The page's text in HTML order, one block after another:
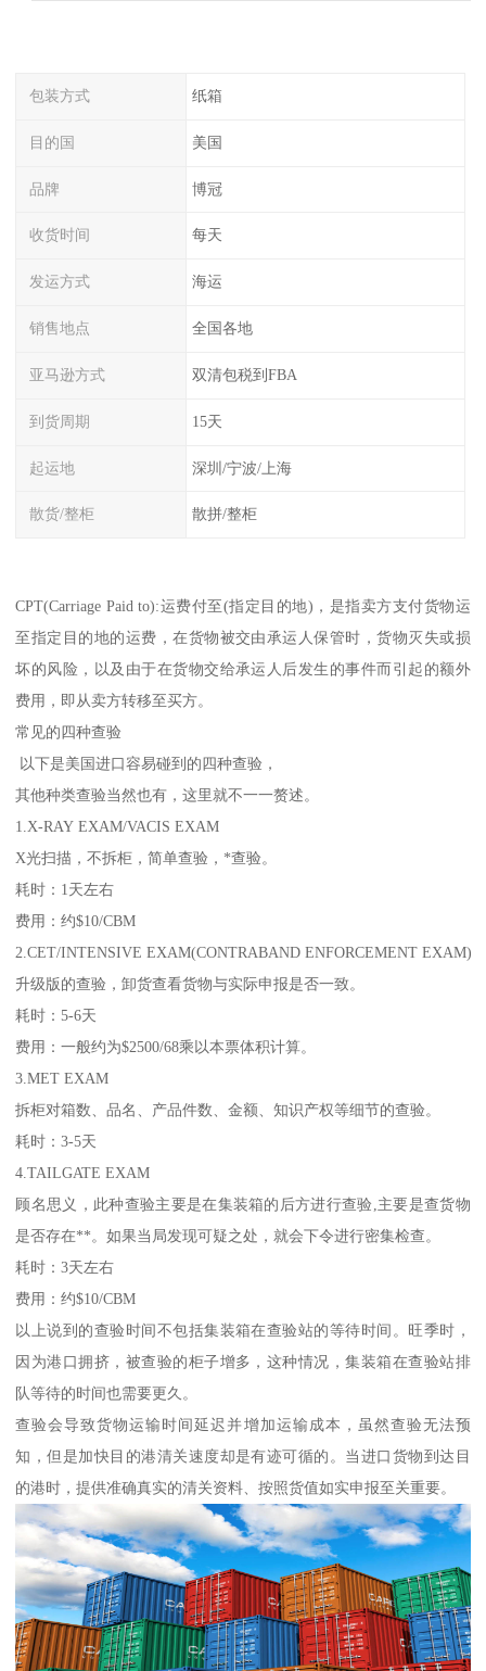
包装方式 纸箱
目的国 美国
品牌 博冠
收货时间 每天
发运方式 海运
销售地点 全国各地
亚马逊方式 双清包税到FBA
到货周期 15天
起运地 深圳/宁波/上海
散货/整柜 散拼/整柜
CPT(Carriage Paid to):运费付至(指定目的地)，是指卖方支付货物运
至指定目的地的运费，在货物被交由承运人保管时，货物灭失或损
坏的风险，以及由于在货物交给承运人后发生的事件而引起的额外
费用，即从卖方转移至买方。
常见的四种查验
以下是美国进口容易碰到的四种查验，
其他种类查验当然也有，这里就不一一赘述。
1.X-RAY EXAM/VACIS EXAM
X光扫描，不拆柜，简单查验，*查验。
耗时：1天左右
费用：约$10/CBM
2.CET/INTENSIVE EXAM(CONTRABAND ENFORCEMENT EXAM)
升级版的查验，卸货查看货物与实际申报是否一致。
耗时：5-6天
费用：一般约为$2500/68乘以本票体积计算。
3.MET EXAM
拆柜对箱数、品名、产品件数、金额、知识产权等细节的查验。
耗时：3-5天
4.TAILGATE EXAM
顾名思义，此种查验主要是在集装箱的后方进行查验,主要是查货物
是否存在**。如果当局发现可疑之处，就会下令进行密集检查。
耗时：3天左右
费用：约$10/CBM
以上说到的查验时间不包括集装箱在查验站的等待时间。旺季时，
因为港口拥挤，被查验的柜子增多，这种情况，集装箱在查验站排
队等待的时间也需要更久。
查验会导致货物运输时间延迟并增加运输成本，虽然查验无法预
知，但是加快目的港清关速度却是有迹可循的。当进口货物到达目
的港时，提供准确真实的清关资料、按照货值如实申报至关重要。